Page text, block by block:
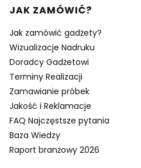
Linki w stopce
JAK ZAMÓWIĆ?
Jak zamówić gadżety?
Wizualizacje Nadruku
Doradcy Gadżetowi
Terminy Realizacji
Zamawianie próbek
Jakość i Reklamacje
FAQ Najczęstsze pytania
Baza Wiedzy
Raport branżowy 2026